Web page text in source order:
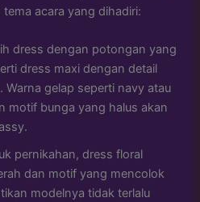
acara yang dihadiri:
dress dengan potongan yang
dress maxi dengan detail
Warna gelap seperti navy atau
motif bunga yang halus akan
pernikahan, dress floral
dan motif yang mencolok
modelnya tidak terlalu